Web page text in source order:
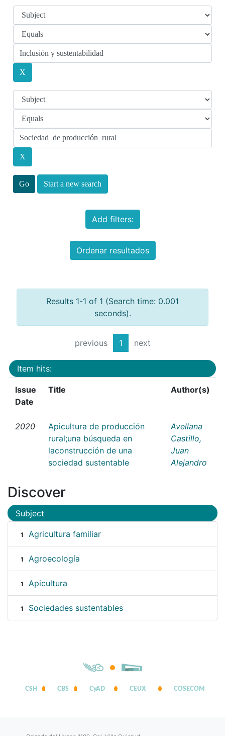
Start a new search
Add filters:
Ordenar resultados
Results 1-1 of 1 (Search time: 0.001
seconds).
previous 1 next
Item hits:
Issue
Date
Title Author(s)
2020
Apicultura de producción
rural;una búsqueda en
laconstrucción de una
sociedad sustentable
Avellana
Castillo,
Juan
Alejandro
Discover
Subject
1 Agricultura familiar
1 Agroecología
1 Apicultura
1 Sociedades sustentables
CSH CBS CyAD CEUX COSECOM